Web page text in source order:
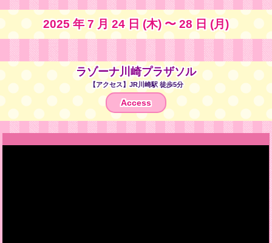
2025 年 7 月 24 日 (木) 〜 28 日 (月)
ラゾーナ川崎プラザソル
【アクセス】JR川崎駅 徒歩5分
Access